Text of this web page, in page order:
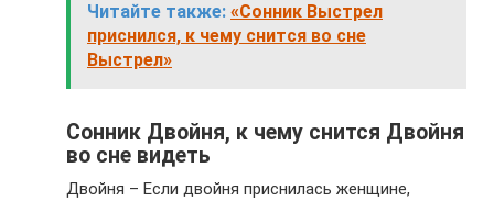
Читайте также: «Сонник Выстрел
приснился, к чему снится во сне
Выстрел»
Сонник Двойня, к чему снится Двойня
во сне видеть
Двойня – Если двойня приснилась женщине,